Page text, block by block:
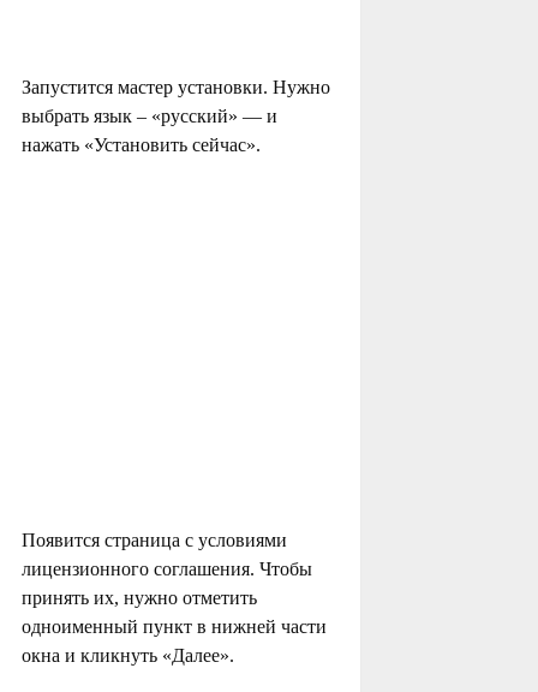
Запустится мастер установки. Нужно
выбрать язык – «русский» — и
нажать «Установить сейчас».
Появится страница с условиями
лицензионного соглашения. Чтобы
принять их, нужно отметить
одноименный пункт в нижней части
окна и кликнуть «Далее».